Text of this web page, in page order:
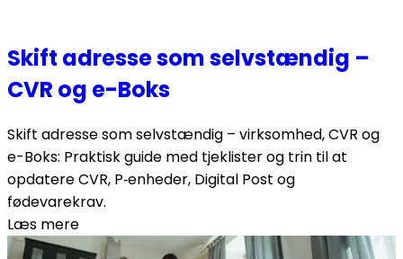
Skift adresse som selvstændig –
CVR og e-Boks
Skift adresse som selvstændig – virksomhed, CVR og
e-Boks: Praktisk guide med tjeklister og trin til at
opdatere CVR, P‑enheder, Digital Post og
fødevarekrav.
Læs mere